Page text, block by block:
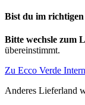
Bist du im richtigen
Bitte wechsle zum
übereinstimmt.
Zu Ecco Verde
Anderes Lieferland